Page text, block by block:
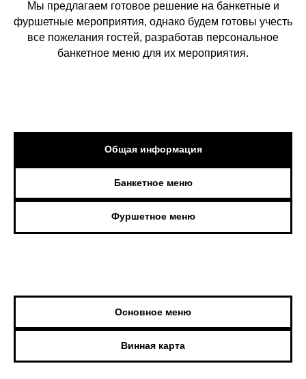
Мы предлагаем готовое решение на банкетные и
фуршетные мероприятия, однако будем готовы учесть
все пожелания гостей, разработав персональное
банкетное меню для их мероприятия.
Общая информация
Банкетное меню
Фуршетное меню
Основное меню
Винная карта